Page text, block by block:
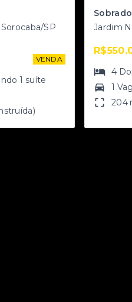
SP
VENDA
1 suíte
Jardim
4
1
204